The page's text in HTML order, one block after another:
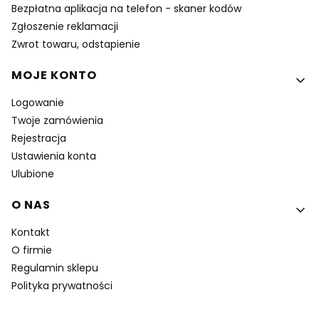
Bezpłatna aplikacja na telefon - skaner kodów
Zgłoszenie reklamacji
Zwrot towaru, odstapienie
MOJE KONTO
Logowanie
Twoje zamówienia
Rejestracja
Ustawienia konta
Ulubione
O NAS
Kontakt
O firmie
Regulamin sklepu
Polityka prywatności